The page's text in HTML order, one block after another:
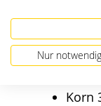
Korn
Nur